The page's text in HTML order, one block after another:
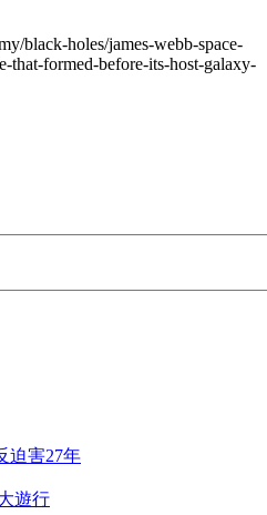
black-holes/james-webb-space-
that-formed-before-its-host-galaxy-
迫害27年
遊行